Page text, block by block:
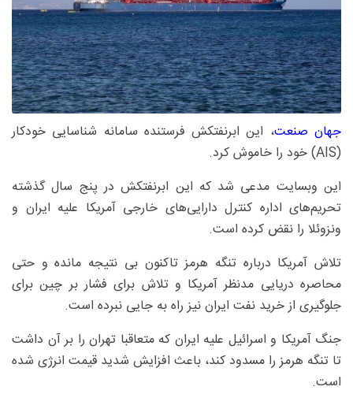
جهان صنعت، این ابرنفتکش فرستنده سامانه شناسایی خودکار
(AIS) خود را خاموش کرد.
این وبسایت مدعی شد که این ابرنفتکش در پنج سال گذشته
تحریم‌های اداره کنترل دارایی‌های خارجی آمریکا علیه ایران و
ونزوئلا را نقض کرده است.
تلاش آمریکا درباره تنگه هرمز تاکنون بی نتیجه مانده و حتی
محاصره دریایی مدنظر آمریکا و تلاش برای فشار بر چین برای
جلوگیری از خرید نفت ایران نیز راه به جایی نبرده است.
جنگ آمریکا و اسرائیل علیه ایران که متعاقبا تهران را بر آن داشت
تا تنگه هرمز را مسدود کند، باعث افزایش شدید قیمت انرژی شده
است.